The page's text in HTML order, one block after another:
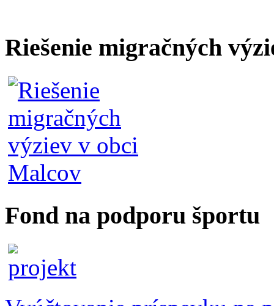
Riešenie migračných
Fond na podporu športu